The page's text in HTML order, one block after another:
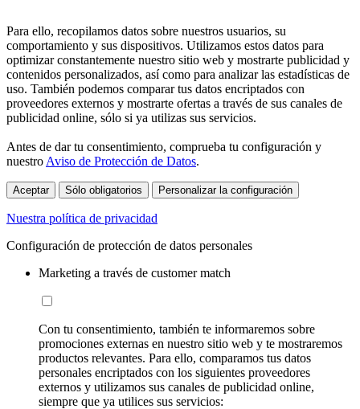
Para ello, recopilamos datos sobre nuestros usuarios, su
comportamiento y sus dispositivos. Utilizamos estos datos para
optimizar constantemente nuestro sitio web y mostrarte publicidad y
contenidos personalizados, así como para analizar las estadísticas de
uso. También podemos comparar tus datos encriptados con
proveedores externos y mostrarte ofertas a través de sus canales de
publicidad online, sólo si ya utilizas sus servicios.
Antes de dar tu consentimiento, comprueba tu configuración y
nuestro Aviso de Protección de Datos.
Aceptar Sólo obligatorios Personalizar la configuración
Nuestra política de privacidad
Configuración de protección de datos personales
Marketing a través de customer match
Con tu consentimiento, también te informaremos sobre
promociones externas en nuestro sitio web y te mostraremos
productos relevantes. Para ello, comparamos tus datos
personales encriptados con los siguientes proveedores
externos y utilizamos sus canales de publicidad online,
siempre que ya utilices sus servicios: